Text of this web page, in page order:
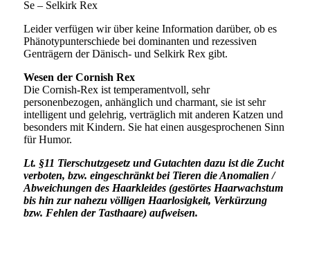
Se – Selkirk Rex
Leider verfügen wir über keine Information darüber, ob es
Phänotypunterschiede bei dominanten und rezessiven
Genträgern der Dänisch- und Selkirk Rex gibt.
Wesen der Cornish Rex
Die Cornish-Rex ist temperamentvoll, sehr
personenbezogen, anhänglich und charmant, sie ist sehr
intelligent und gelehrig, verträglich mit anderen Katzen und
besonders mit Kindern. Sie hat einen ausgesprochenen Sinn
für Humor.
Lt. §11 Tierschutzgesetz und Gutachten dazu ist die Zucht
verboten, bzw. eingeschränkt bei Tieren die Anomalien /
Abweichungen des Haarkleides (gestörtes Haarwachstum
bis hin zur nahezu völligen Haarlosigkeit, Verkürzung
bzw. Fehlen der Tasthaare) aufweisen.